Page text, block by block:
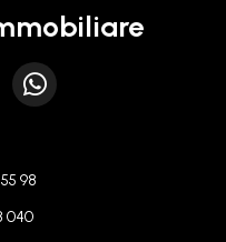
98
040